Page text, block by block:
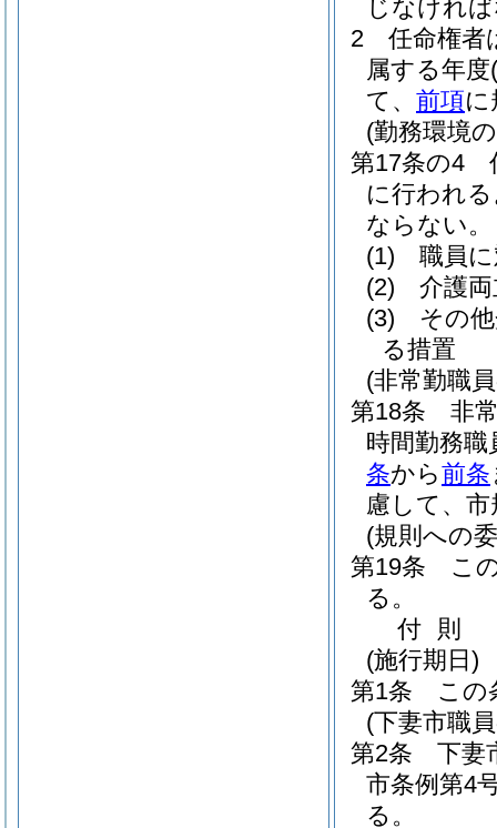
じなけれ
2
任命権者
属する年度
て、 前項
(勤務環境
第17条の4
に行われ
ならない。
(1)
職員
(2)
介護
(3)
その
る措置
(非常勤職
第18条
非
時間勤務
条から前条
慮して、
(規則への
第19条
こ
る。
付 則
(施行期日)
第1条
この
(下妻市職
第2条
下妻
市条例第4
る。